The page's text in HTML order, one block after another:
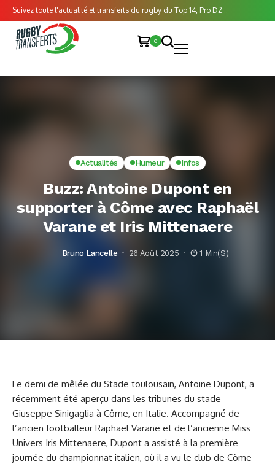
Suivez toute l'actualité et transferts du rugby du Top 14, Pro D2...
0
Actualités Humeur Infos
Buzz: Antoine Dupont en
supporter à Côme avec Raphaël
Varane et Iris Mittenaere
Bruno Lancelle 26 Août 2025 1 Min(s)
Le demi de mêlée du Stade toulousain, Antoine Dupont, a
récemment été aperçu dans les tribunes du stade
Giuseppe Sinigaglia à Côme, en Italie. Accompagné de
l’ancien footballeur Raphaël Varane et de l’ancienne Miss
Univers Iris Mittenaere, Dupont a assisté à la première
journée du championnat italien, où il a vu le club de Côme